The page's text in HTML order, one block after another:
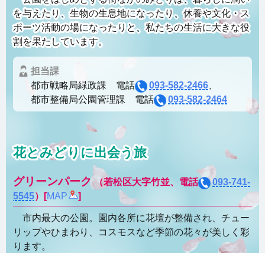
を与えたり、生物の生息地になったり、休養や文化・ス
ポーツ活動の場になったりと、私たちの生活に大きな役
割を果たしています。
担当課
都市戦略局緑政課 電話
093-582-2466、
都市整備局公園管理課 電話
093-582-2464
花とみどりに出会う旅
グリーンパーク（若松区大字竹並、電話
093-741-
5545）[MAP ]
市内最大の公園。園内各所に花壇が整備され、チュー
リップやひまわり、コスモスなど季節の花々が美しく彩
ります。